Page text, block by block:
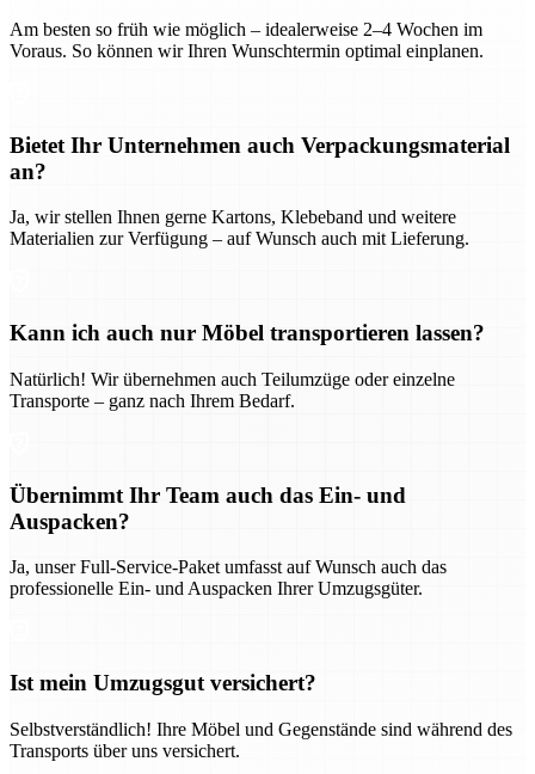
Am besten so früh wie möglich – idealerweise 2–4 Wochen im
Voraus. So können wir Ihren Wunschtermin optimal einplanen.
Bietet Ihr Unternehmen auch Verpackungsmaterial
an?
Ja, wir stellen Ihnen gerne Kartons, Klebeband und weitere
Materialien zur Verfügung – auf Wunsch auch mit Lieferung.
Kann ich auch nur Möbel transportieren lassen?
Natürlich! Wir übernehmen auch Teilumzüge oder einzelne
Transporte – ganz nach Ihrem Bedarf.
Übernimmt Ihr Team auch das Ein- und
Auspacken?
Ja, unser Full-Service-Paket umfasst auf Wunsch auch das
professionelle Ein- und Auspacken Ihrer Umzugsgüter.
Ist mein Umzugsgut versichert?
Selbstverständlich! Ihre Möbel und Gegenstände sind während des
Transports über uns versichert.